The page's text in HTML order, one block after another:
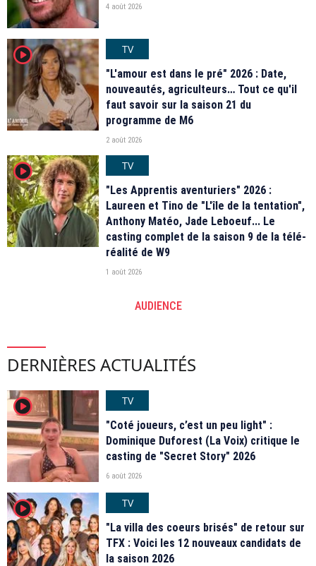
4 août 2026
player2
TV
"L'amour est dans le pré" 2026 : Date,
nouveautés, agriculteurs… Tout ce qu'il
faut savoir sur la saison 21 du
programme de M6
2 août 2026
player2
TV
"Les Apprentis aventuriers" 2026 :
Laureen et Tino de "L'île de la tentation",
Anthony Matéo, Jade Leboeuf... Le
casting complet de la saison 9 de la télé-
réalité de W9
1 août 2026
AUDIENCE
DERNIÈRES ACTUALITÉS
player2
TV
"Coté joueurs, c’est un peu light" :
Dominique Duforest (La Voix) critique le
casting de "Secret Story" 2026
6 août 2026
player2
TV
"La villa des coeurs brisés" de retour sur
TFX : Voici les 12 nouveaux candidats de
la saison 2026